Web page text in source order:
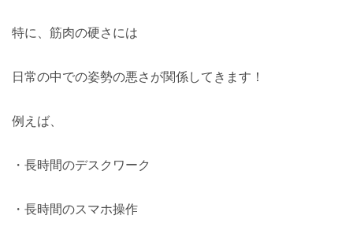
特に、筋肉の硬さには
日常の中での姿勢の悪さが関係してきます！
例えば、
・長時間のデスクワーク
・長時間のスマホ操作